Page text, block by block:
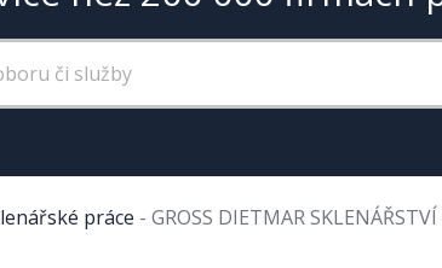
práce - GROSS DIETMAR SKLENÁŘSTVÍ